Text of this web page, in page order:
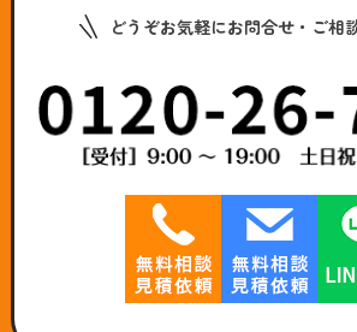
どうぞお気軽にお問合せ・ご相